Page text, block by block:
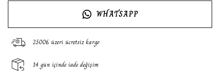
WHATSAPP
2500₺ üzeri ücretsiz kargo
14 gün içinde iade değişim